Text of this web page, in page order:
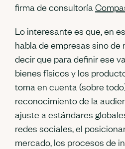
firma de consultoría
Lo interesante es que, en
habla de empresas sino de
decir que para definir ese
bienes físicos y los
toma en cuenta (sobre
reconocimiento de la
ajuste a estándares
redes sociales, el
mercado, los procesos de